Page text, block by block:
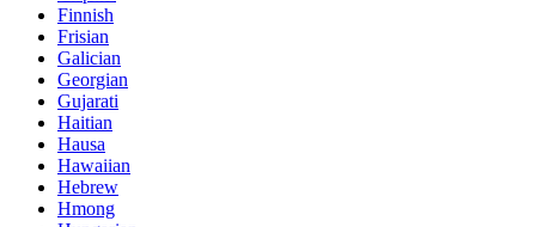
Finnish
Frisian
Galician
Georgian
Gujarati
Haitian
Hausa
Hawaiian
Hebrew
Hmong